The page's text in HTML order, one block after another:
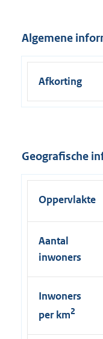
Algemene
Afkorting
Geografische
Oppervlakte
Aantal
inwoners
Inwoners
per km2